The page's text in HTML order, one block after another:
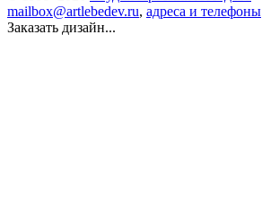
mailbox@artlebedev.ru, адреса и телефоны
Заказать дизайн...